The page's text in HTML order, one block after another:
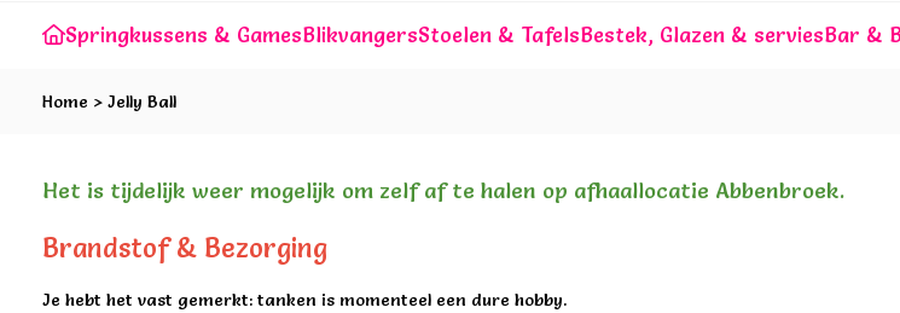
Springkussens & GamesBlikvangersStoelen & TafelsBestek, Glazen & serviesBar &
Home > Jelly Ball
Het is tijdelijk weer mogelijk om zelf af te halen op afhaallocatie Abbenbroek.
Brandstof & Bezorging
Je hebt het vast gemerkt: tanken is momenteel een dure hobby.